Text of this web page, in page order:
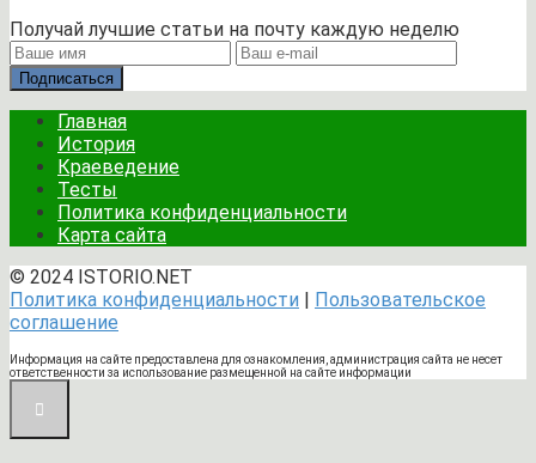
Получай лучшие статьи на почту каждую неделю
Подписаться
Главная
История
Краеведение
Тесты
Политика конфиденциальности
Карта сайта
© 2024 ISTORIO.NET
Политика конфиденциальности | Пользовательское
соглашение
Информация на сайте предоставлена для ознакомления, администрация сайта не несет
ответственности за использование размещенной на сайте информации